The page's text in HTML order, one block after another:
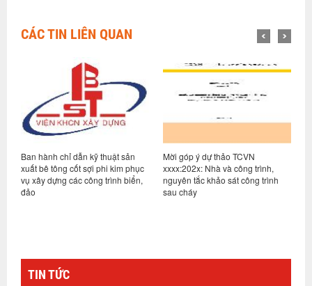
CÁC TIN LIÊN QUAN
Ban hành chỉ dẫn kỹ thuật sản
xuất bê tông cốt sợi phi kim phục
vụ xây dựng các công trình biển,
đảo
Mời góp ý dự thảo TCVN
xxxx:202x: Nhà và công trình,
nguyên tắc khảo sát công trình
sau cháy
TIN TỨC